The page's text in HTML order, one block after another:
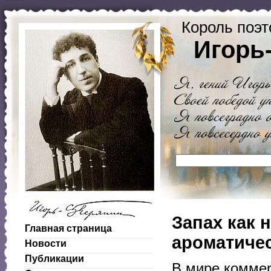
Король
Главная страница
Новости
Публикации
Запах как